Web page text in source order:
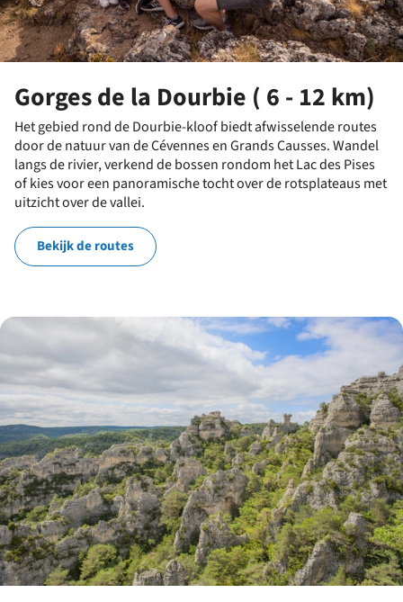
Gorges de la Dourbie ( 6 - 12 km)
Het gebied rond de Dourbie-kloof biedt afwisselende routes
door de natuur van de Cévennes en Grands Causses. Wandel
langs de rivier, verkend de bossen rondom het Lac des Pises
of kies voor een panoramische tocht over de rotsplateaus met
uitzicht over de vallei.
Bekijk de routes